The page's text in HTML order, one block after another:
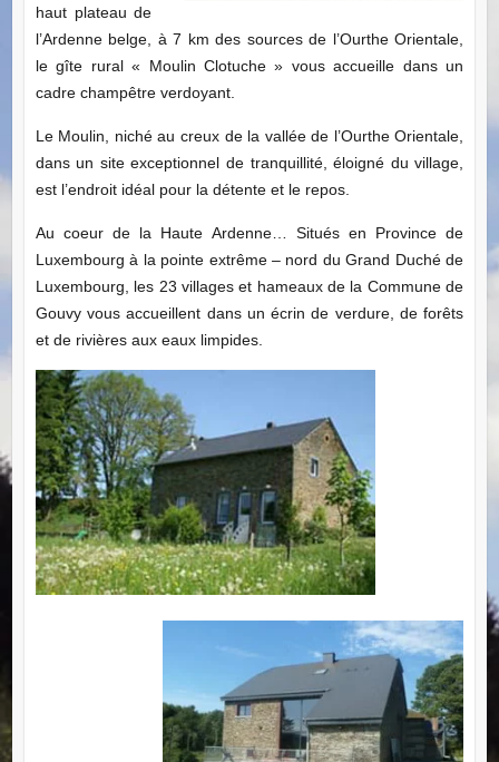
haut plateau de
l’Ardenne belge, à 7 km des sources de l’Ourthe Orientale,
le gîte rural « Moulin Clotuche » vous accueille dans un
cadre champêtre verdoyant.
Le Moulin, niché au creux de la vallée de l’Ourthe Orientale,
dans un site exceptionnel de tranquillité, éloigné du village,
est l’endroit idéal pour la détente et le repos.
Au coeur de la Haute Ardenne… Situés en Province de
Luxembourg à la pointe extrême – nord du Grand Duché de
Luxembourg, les 23 villages et hameaux de la Commune de
Gouvy vous accueillent dans un écrin de verdure, de forêts
et de rivières aux eaux limpides.